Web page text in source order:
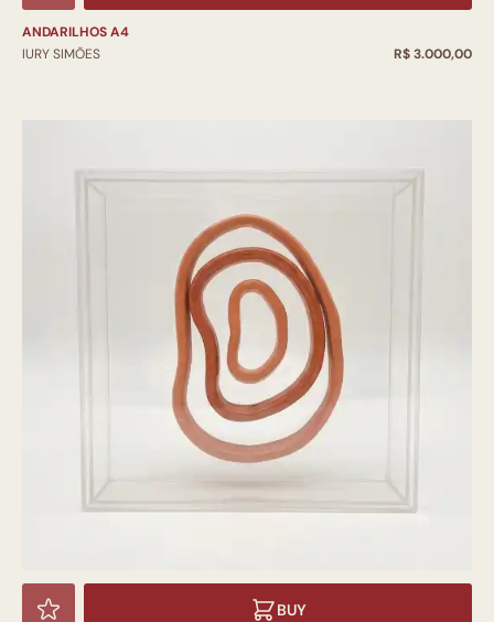
ANDARILHOS A4
IURY SIMÕES
R$ 3.000,00
BUY